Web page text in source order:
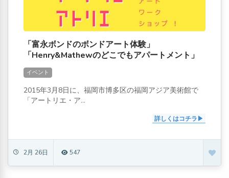
「富永ボンドのボンドアート体験」
「Henry&Mathewのどこでもアパートメント」
イベント
2015年3月8日に、福岡市博多区の福岡アジア美術館で
「アートリエ・ア...
詳しくはコチラ
2月 26日 547